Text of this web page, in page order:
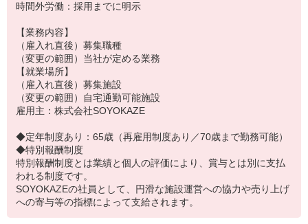
時間外労働：採用までに明示
【業務内容】
（雇入れ直後）募集職種
（変更の範囲）当社が定める業務
【就業場所】
（雇入れ直後）募集施設
（変更の範囲）自宅通勤可能施設
雇用主：株式会社SOYOKAZE
◆定年制度あり：65歳（再雇用制度あり／70歳まで勤務可能）
◆特別報酬制度
特別報酬制度とは業績と個人の評価により、賞与とは別に支払
われる制度です。
SOYOKAZEの社員として、円滑な施設運営への協力や売り上げ
への寄与等の指標によって支給されます。